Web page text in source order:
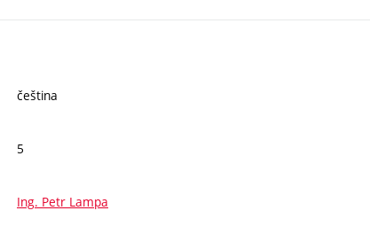
čeština
5
Ing. Petr Lampa